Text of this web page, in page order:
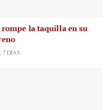
rompe la taquilla en su
7 DÍAS